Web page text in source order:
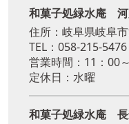
和菓子処緑水庵
住所：岐阜県岐阜
TEL：058-215-5476
営業時間：11：00
定休日：水曜
和菓子処緑水庵